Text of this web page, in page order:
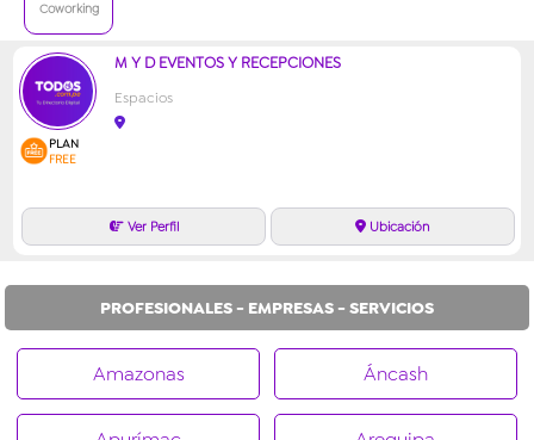
Coworking
PLAN
FREE
M Y D EVENTOS Y RECEPCIONES
Espacios
PROFESIONALES - EMPRESAS - SERVICIOS
Amazonas Áncash